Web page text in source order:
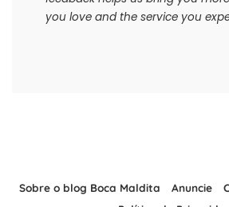
you love and the service you
Sobre o blog Boca Maldita Anuncie